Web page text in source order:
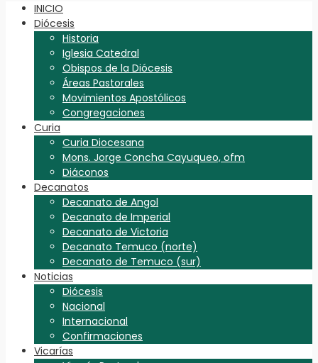
INICIO
Diócesis
Historia
Iglesia Catedral
Obispos de la Diócesis
Áreas Pastorales
Movimientos Apostólicos
Congregaciones
Curia
Curia Diocesana
Mons. Jorge Concha Cayuqueo, ofm
Diáconos
Decanatos
Decanato de Angol
Decanato de Imperial
Decanato de Victoria
Decanato Temuco (norte)
Decanato de Temuco (sur)
Noticias
Diócesis
Nacional
Internacional
Confirmaciones
Vicarías